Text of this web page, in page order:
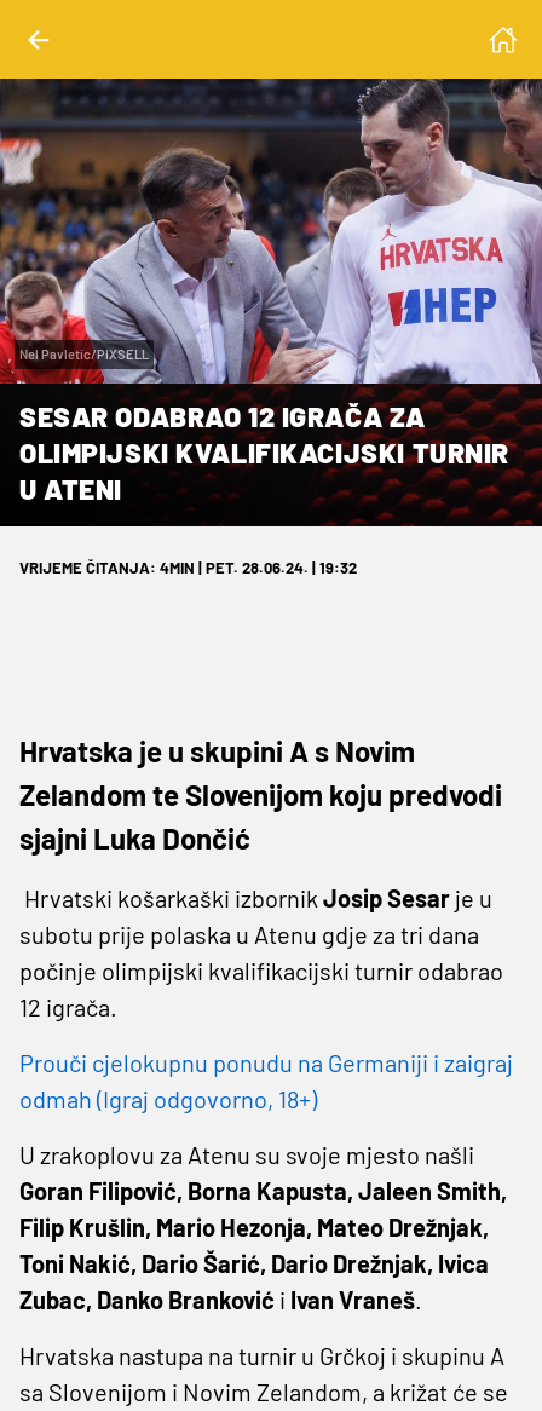
Nel Pavletic/PIXSELL
SESAR ODABRAO 12 IGRAČA ZA
OLIMPIJSKI KVALIFIKACIJSKI TURNIR
U ATENI
VRIJEME ČITANJA: 4MIN | PET. 28.06.24. | 19:32
Hrvatska je u skupini A s Novim
Zelandom te Slovenijom koju predvodi
sjajni Luka Dončić
Hrvatski košarkaški izbornik Josip Sesar je u
subotu prije polaska u Atenu gdje za tri dana
počinje olimpijski kvalifikacijski turnir odabrao
12 igrača.
Prouči cjelokupnu ponudu na Germaniji i zaigraj
odmah (Igraj odgovorno, 18+)
U zrakoplovu za Atenu su svoje mjesto našli
Goran Filipović, Borna Kapusta, Jaleen Smith,
Filip Krušlin, Mario Hezonja, Mateo Drežnjak,
Toni Nakić, Dario Šarić, Dario Drežnjak, Ivica
Zubac, Danko Branković i Ivan Vraneš.
Hrvatska nastupa na turnir u Grčkoj i skupinu A
sa Slovenijom i Novim Zelandom, a križat će se